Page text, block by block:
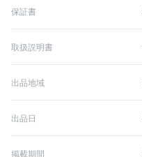
保証書
取扱説明書
出品地域
出品日
掲載期間